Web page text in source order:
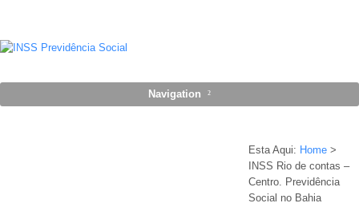
Navigation
Esta Aqui: Home >
INSS Rio de contas –
Centro. Previdência
Social no Bahia